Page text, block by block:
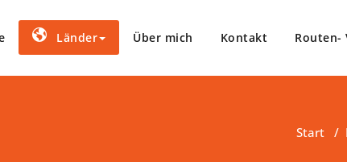
Länder Über mich Kontakt Routen-
Start /